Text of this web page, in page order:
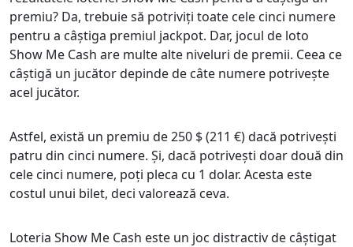
premiu? Da, trebuie să potriviți toate cele cinci numere
pentru a câștiga premiul jackpot. Dar, jocul de loto
Show Me Cash are multe alte niveluri de premii. Ceea ce
câștigă un jucător depinde de câte numere potrivește
acel jucător.
Astfel, există un premiu de 250 $ (211 €) dacă potrivești
patru din cinci numere. Și, dacă potrivești doar două din
cele cinci numere, poți pleca cu 1 dolar. Acesta este
costul unui bilet, deci valorează ceva.
Loteria Show Me Cash este un joc distractiv de câștigat